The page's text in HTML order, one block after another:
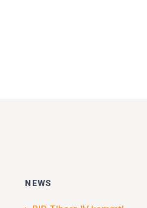
NEWS